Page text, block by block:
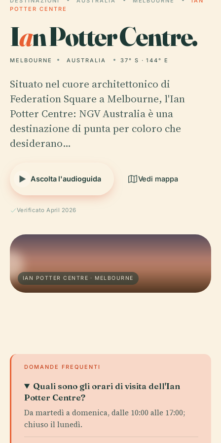
POTTER CENTRE
Ian Potter Centre.
MELBOURNE AUSTRALIA 37° S · 144° E
Situato nel cuore architettonico di
Federation Square a Melbourne, l'Ian
Potter Centre: NGV Australia è una
destinazione di punta per coloro che
desiderano…
Ascolta l'audioguida Vedi mappa
Verificato April 2026
IAN POTTER CENTRE · MELBOURNE
DOMANDE FREQUENTI
Quali sono gli orari di visita dell'Ian
Potter Centre?
Da martedì a domenica, dalle 10:00 alle 17:00;
chiuso il lunedì.